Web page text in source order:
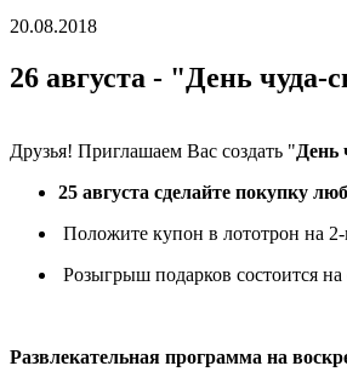
20.08.2018
26 августа - "День
Друзья! Приглашаем Вас создать "День
25 августа сделайте покупку
Положите купон в лототрон на
Розыгрыш подарков состоится
Развлекательная программа на